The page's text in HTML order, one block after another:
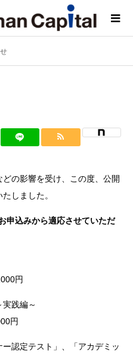
の影響を受け、この度、公開
しました。
申込みから適応させていただ
円
実践編～
円
認定テスト」、「アカデミッ